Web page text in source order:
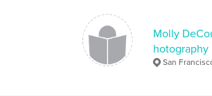
Molly
hotography
San